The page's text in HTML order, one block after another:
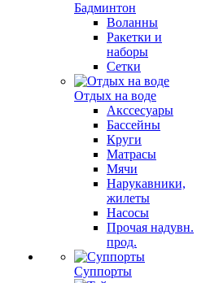
Бадминтон
Воланны
Ракетки и
наборы
Сетки
Отдых на воде
Акссесуары
Бассейны
Круги
Матрасы
Мячи
Нарукавники,
жилеты
Насосы
Прочая надувн.
прод.
Суппорты